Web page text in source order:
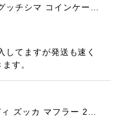
GUCCI グッチ グッチシマ コインケース ブラック 9347-202212
てますが発送も速く
す。
FENDI フェンディ ズッカ マフラー 22816-202512